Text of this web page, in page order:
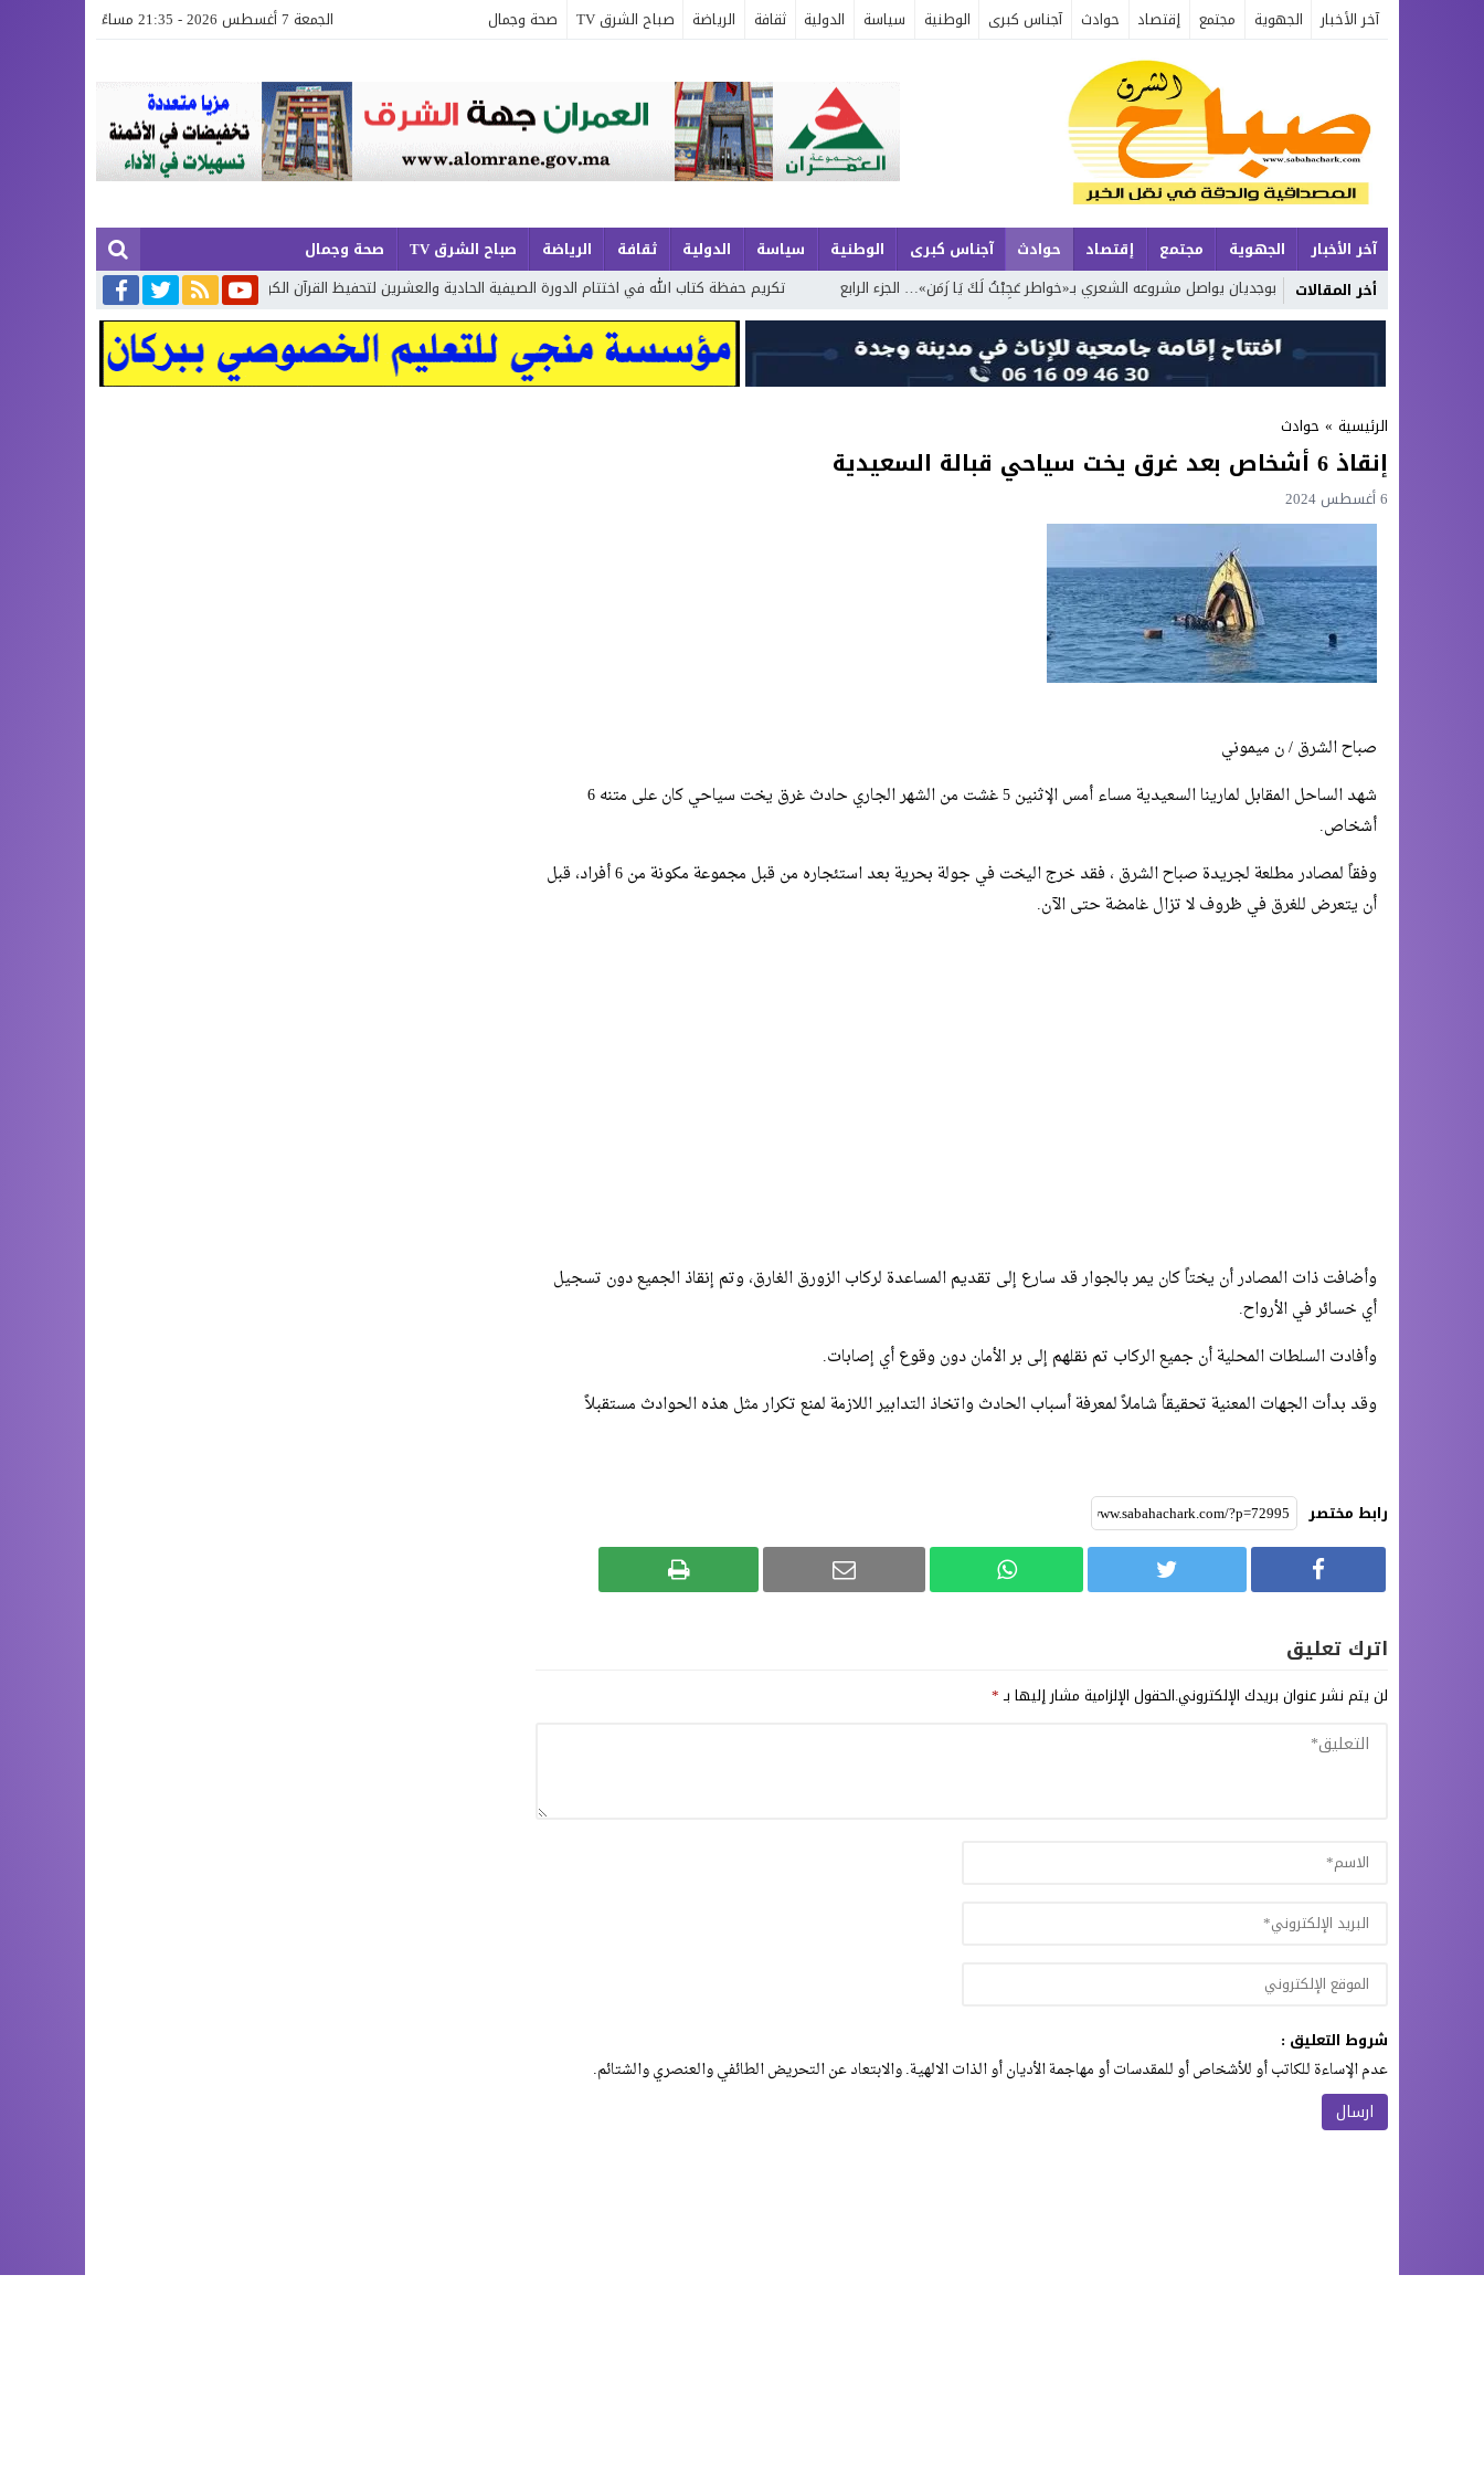
آخر الأخبار الجهوية مجتمع إقتصاد حوادث آجناس كبرى الوطنية سياسة الدولية ثقافة الرياضة صباح الشرق TV صحة وجمال الجمعة 7 أغسطس 2026 - 21:35 مساءً
آخر الأخبار الجهوية مجتمع إقتصاد حوادث آجناس كبرى الوطنية سياسة الدولية ثقافة الرياضة صباح الشرق TV
صحة وجمال
أخر المقالات
محمد بوجديان يواصل مشروعه الشعري بـ«خواطر عَجِبْتُ لَكَ يَا زَمَن»… الجزء الرابع تكريم حفظة كتاب الله في اختتام الدورة الصيفية الحادية والعشرين لتحفيظ القرآن الكريم بإقليم بركان إطلاق حصة إضافية من
الرئيسية » حوادث
إنقاذ 6 أشخاص بعد غرق يخت سياحي قبالة السعيدية
6 أغسطس 2024
صباح الشرق / ن ميموني
شهد الساحل المقابل لمارينا السعيدية مساء أمس الإثنين 5 غشت من الشهر الجاري حادث غرق يخت سياحي كان على متنه 6
أشخاص.
وفقاً لمصادر مطلعة لجريدة صباح الشرق ، فقد خرج اليخت في جولة بحرية بعد استئجاره من قبل مجموعة مكونة من 6 أفراد، قبل
أن يتعرض للغرق في ظروف لا تزال غامضة حتى الآن.
وأضافت ذات المصادر أن يختاً كان يمر بالجوار قد سارع إلى تقديم المساعدة لركاب الزورق الغارق، وتم إنقاذ الجميع دون تسجيل
أي خسائر في الأرواح.
وأفادت السلطات المحلية أن جميع الركاب تم نقلهم إلى بر الأمان دون وقوع أي إصابات.
وقد بدأت الجهات المعنية تحقيقاً شاملاً لمعرفة أسباب الحادث واتخاذ التدابير اللازمة لمنع تكرار مثل هذه الحوادث مستقبلاً
رابط مختصر
اترك تعليق
لن يتم نشر عنوان بريدك الإلكتروني.الحقول الإلزامية مشار إليها بـ*
شروط التعليق :
عدم الإساءة للكاتب أو للأشخاص أو للمقدسات أو مهاجمة الأديان أو الذات الالهية. والابتعاد عن التحريض الطائفي والعنصري والشتائم.